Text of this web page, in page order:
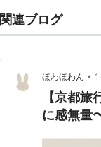
関連ブログ
ほわほわん • 1
【京都
に感無量